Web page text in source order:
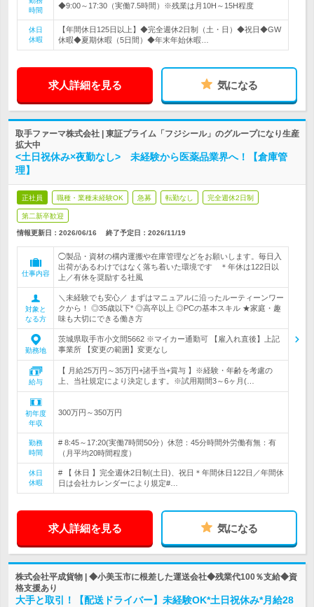
時間
◆9:00～17:30（実働7.5時間）※残業は月10H～15H程度
休日
休暇
【年間休日125日以上】◆完全週休2日制（土・日）◆祝日◆GW
休暇◆夏期休暇（5日間）◆年末年始休暇…
求人詳細を見る 気になる
取手ファーマ株式会社 | 東証プライム「フジシール」のグループになり生産
拡大中
<土日祝休み×夜勤なし> 未経験から医薬品業界へ！【倉庫管
理】
正社員 職種・業種未経験OK 急募 転勤なし 完全週休2日制
第二新卒歓迎
情報更新日：2026/06/16 終了予定日： 2026/11/19
仕事内容
◯製品・資材の構内運搬や在庫管理などをお願いします。毎日入
出荷があるわけではなく落ち着いた環境です ＊年休は122日以
上／有休を奨励する社風
対象と
なる方
＼未経験でも安心／ まずはマニュアルに沿ったルーティーンワー
クから！ ◎35歳以下* ◎高卒以上 ◎PCの基本スキル ★家庭・趣
味も大切にできる働き方
勤務地
茨城県取手市小文間5662 ※マイカー通勤可 【雇入れ直後】上記
事業所 【変更の範囲】変更なし
給与
【 月給25万円～35万円+諸手当+賞与 】※経験・年齢を考慮の
上、当社規定により決定します。※試用期間3～6ヶ月(…
初年度
年収
300万円～350万円
勤務
時間
# 8:45～17:20(実働7時間50分）休憩：45分時間外労働有無：有
（月平均20時間程度）
休日
休暇
# 【 休日 】完全週休2日制(土日)、祝日＊年間休日122日／年間休
日は会社カレンダーにより規定#…
求人詳細を見る 気になる
株式会社平成貨物 | ◆小美玉市に根差した運送会社◆残業代100％支給◆資
格支援あり
大手と取引！【配送ドライバー】未経験OK*土日祝休み*月給28